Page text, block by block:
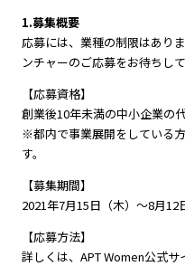
1.募集概要
応募には、業種の制限はあり
ンチャーのご応募をお待ちして
【応募資格】
創業後10年未満の中小企業の
※都内で事業展開をしている
す。
【募集期間】
2021年7月15日（木）〜8月12
【応募方法】
詳しくは、APT Women公式